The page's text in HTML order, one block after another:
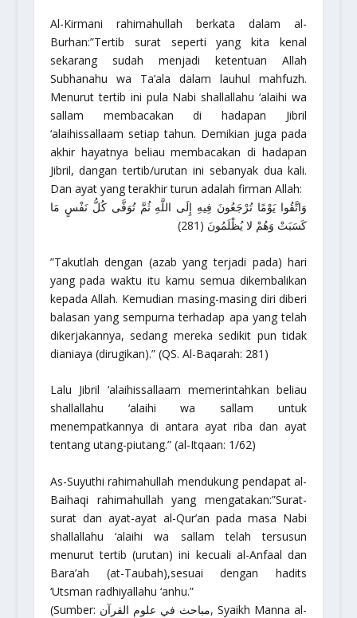
Al-Kirmani rahimahullah berkata dalamal-
Burhan:”Tertib surat seperti yang kita kenal
sekarang sudah menjadi ketentuan Allah
Subhanahu wa Ta’ala dalam lauhul mahfuzh.
Menurut tertib ini pula Nabi shallallahu ‘alaihi wa
sallam membacakan di hadapan Jibril
‘alaihissallaam setiap tahun. Demikian juga pada
akhir hayatnya beliau membacakan di hadapan
Jibril, dangan tertib/urutan ini sebanyak dua kali.
Dan ayat yang terakhir turun adalah firman Allah:
وَاتَّقُوا يَوْمًا تُرْجَعُونَ فِيهِ إِلَى اللَّهِ ثُمَّ تُوَفَّى كُلُّ نَفْسٍ مَا
كَسَبَتْ وَهُمْ لا يُظْلَمُونَ (281)
”Takutlah dengan (azab yang terjadi pada) hari
yang pada waktu itu kamu semua dikembalikan
kepada Allah. Kemudian masing-masing diri diberi
balasan yang sempurna terhadap apa yang telah
dikerjakannya, sedang mereka sedikit pun tidak
dianiaya (dirugikan).”(QS. Al-Baqarah: 281)
Lalu Jibril ‘alaihissallaam memerintahkan beliau
shallallahu ‘alaihi wa sallam untuk
menempatkannya di antara ayat riba dan ayat
tentang utang-piutang.”(al-Itqaan: 1/62)
As-Suyuthirahimahullah mendukung pendapat al-
Baihaqi rahimahullah yang mengatakan:”Surat-
surat dan ayat-ayat al-Qur’an pada masa Nabi
shallallahu ‘alaihi wa sallam telah tersusun
menurut tertib (urutan) ini kecuali al-Anfaal dan
Bara’ah (at-Taubah),sesuai dengan hadits
‘Utsman radhiyallahu ‘anhu.”
(Sumber: مباحث في علوم القرآن, Syaikh Manna al-